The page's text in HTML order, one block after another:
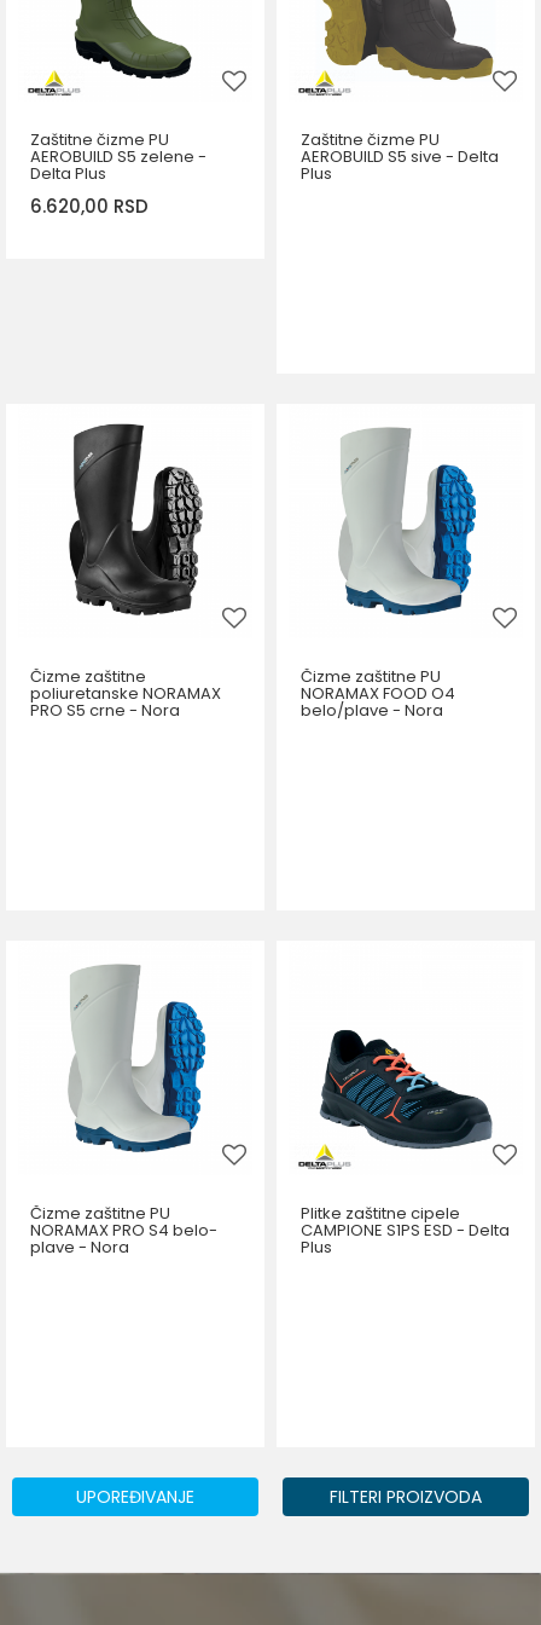
Zaštitne čizme PU
AEROBUILD S5 zelene -
Delta Plus
6.620,00 RSD
Zaštitne čizme PU
AEROBUILD S5 sive - Delta
Plus
Čizme zaštitne
poliuretanske NORAMAX
PRO S5 crne - Nora
Čizme zaštitne PU
NORAMAX FOOD O4
belo/plave - Nora
Čizme zaštitne PU
NORAMAX PRO S4 belo-
plave - Nora
Plitke zaštitne cipele
CAMPIONE S1PS ESD - Delta
Plus
UPOREĐIVANJE FILTERI PROIZVODA